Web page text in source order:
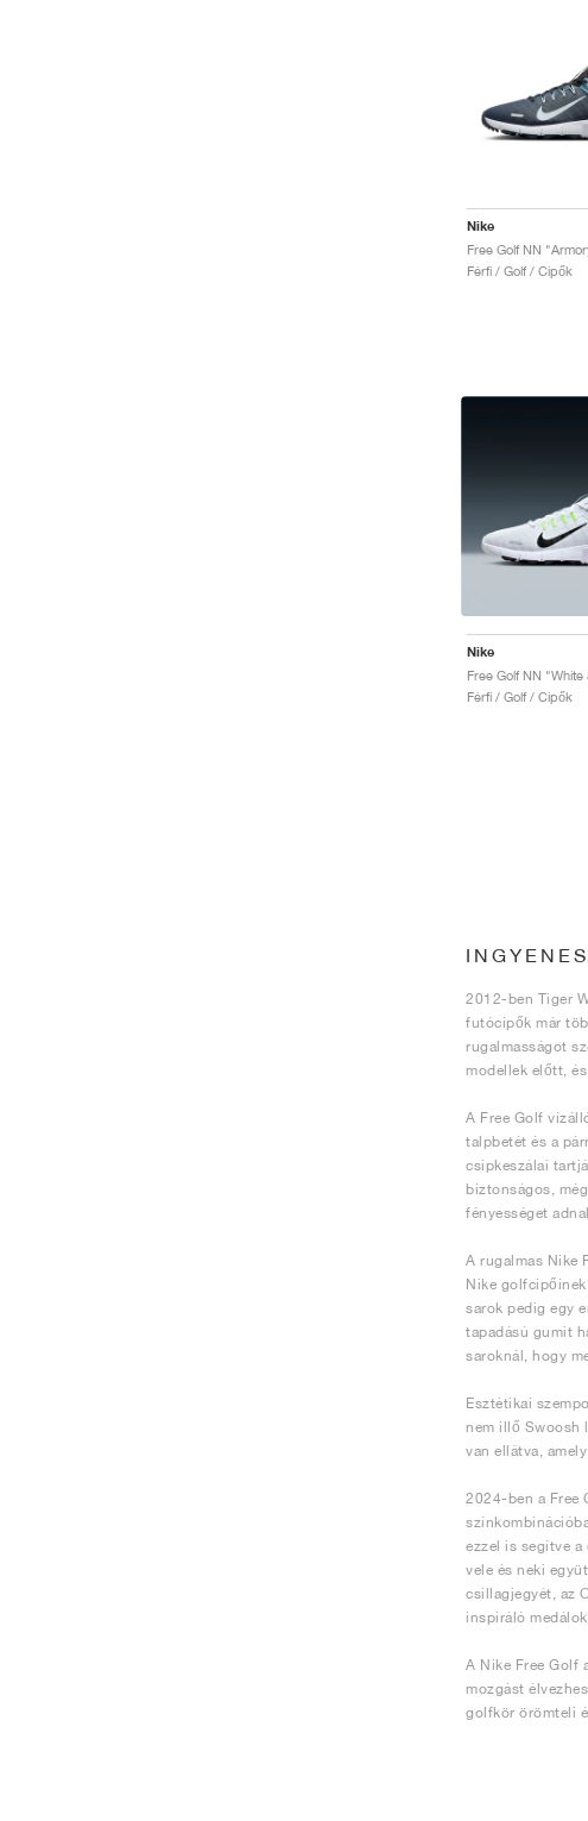
Nike
Férfi / Golf / Cipők
Nike
Férfi / Golf / Cipők
2012-ben Tiger
futócipők már
rugalmasságot
modellek előtt,
A Free Golf
talpbetét és a
csipkeszálai
biztonságos,
fényességet
A rugalmas Nike
Nike
sarok pedig egy
tapadású gumit
saroknál, hogy
Esztétikai
nem illő Swoosh
van ellátva,
2024-ben a Free
ezzel is segítve
vele és neki
csillagjegyét, az
inspiráló
A Nike Free Golf
mozgást
golfkör örömteli